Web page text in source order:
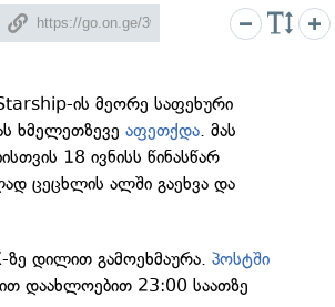
ის მეორე საფეხური
ხმელეთზევეაფეთქდა. მას
18 ივნისს წინასწარ
ცეცხლის ალში გაეხვა და
ზე დილით გამოეხმაურა.პოსტში
დაახლოებით 23:00 საათზე